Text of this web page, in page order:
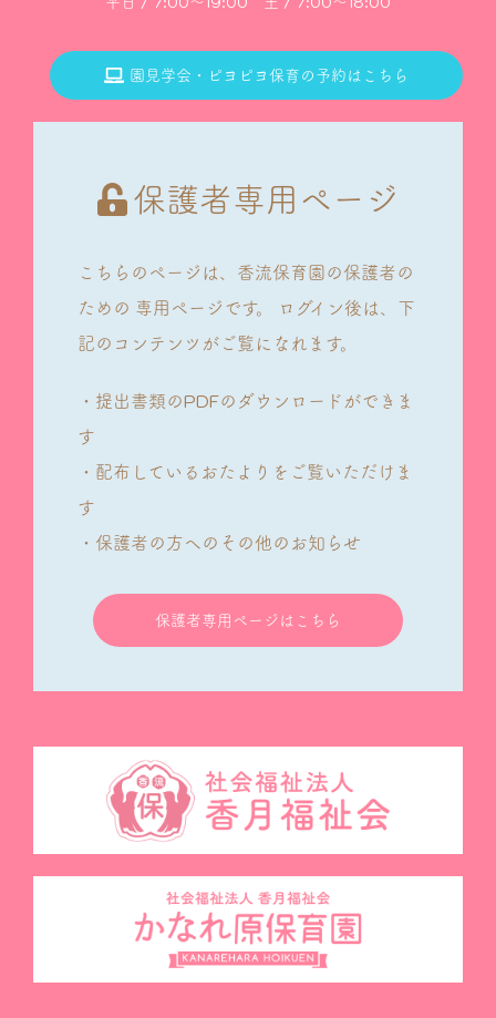
園見学会・ピヨピヨ保育の予約はこちら
保護者専用ページ
こちらのページは、香流保育園の保護者の
ための 専用ページです。
ログイン後は、下
記のコンテンツがご覧になれます。
・提出書類のPDFのダウンロードができま
す
・配布しているおたよりをご覧いただけま
す
・保護者の方へのその他のお知らせ
保護者専用ページはこちら